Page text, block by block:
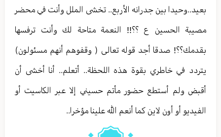
بعيد..وحيدا بين جدرانه الأربع.. تخشى الملل وأنت في محضر
مصيبة الحسين ع ؟؟!! النعمة متاحة لك وأنت ترفسها
بقدمك؟؟! صدقا أجد قوله تعالى ( وقفوهم أنهم مسئولون)
يتردد في خاطري بقوة هذه اللحظة.. أتعلم.. أنا أخشى أن
أقبض ولم أستطع حضور مأتم حسيني إلا عبر الكاسيت أو
الفيديو أو أون لاين كما أنعم الله علينا مؤخرا..